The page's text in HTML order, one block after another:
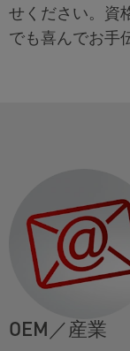
せください。資
でも喜んでお手
OEM／産業